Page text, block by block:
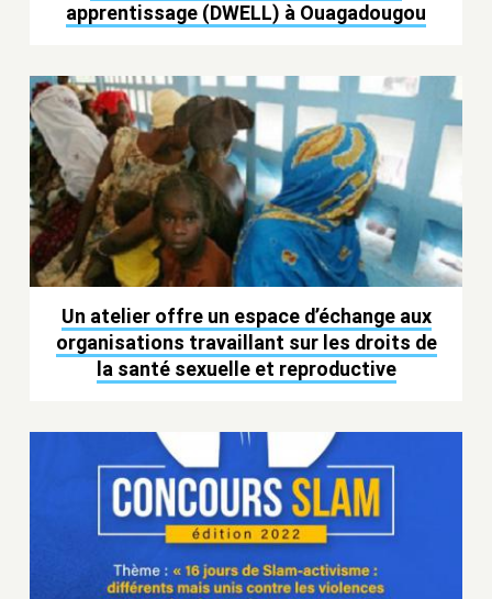
apprentissage (DWELL) à Ouagadougou
Un atelier offre un espace d’échange aux
organisations travaillant sur les droits de
la santé sexuelle et reproductive